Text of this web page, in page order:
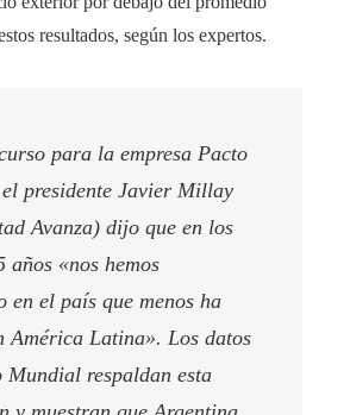
resultados, según los expertos.
para la empresa Pacto
presidente Javier Millay
Avanza) dijo que en los
años «nos hemos
en el país que menos ha
América Latina». Los datos
Mundial respaldan esta